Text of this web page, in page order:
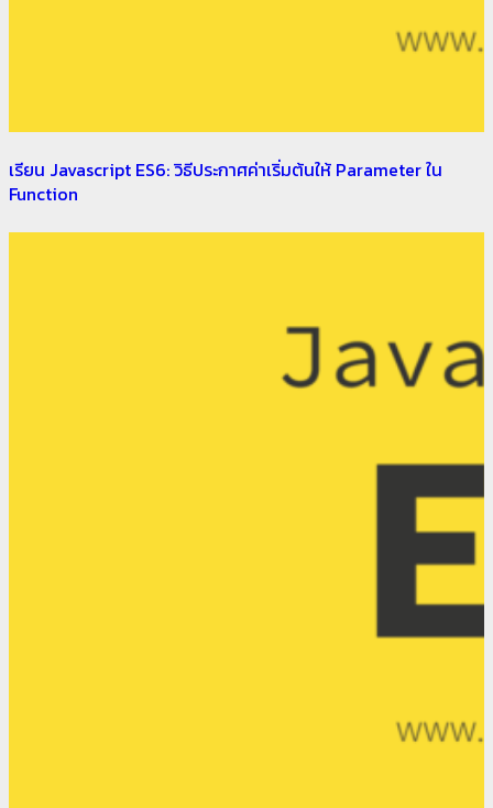
เรียน Javascript ES6: วิธีประกาศค่าเริ่มต้นให้ Parameter ใน
Function